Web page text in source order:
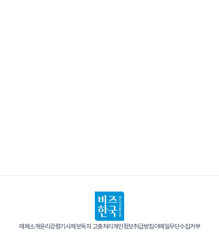
매체소개윤리강령기사제보독자 고충처리 개인정보취급방침이메일무단수집거부